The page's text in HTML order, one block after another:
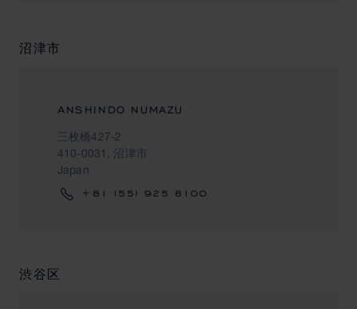
沼津市
ANSHINDO NUMAZU
三枚橋427-2
410-0031, 沼津市
Japan
+81 (55) 925 8100
渋谷区